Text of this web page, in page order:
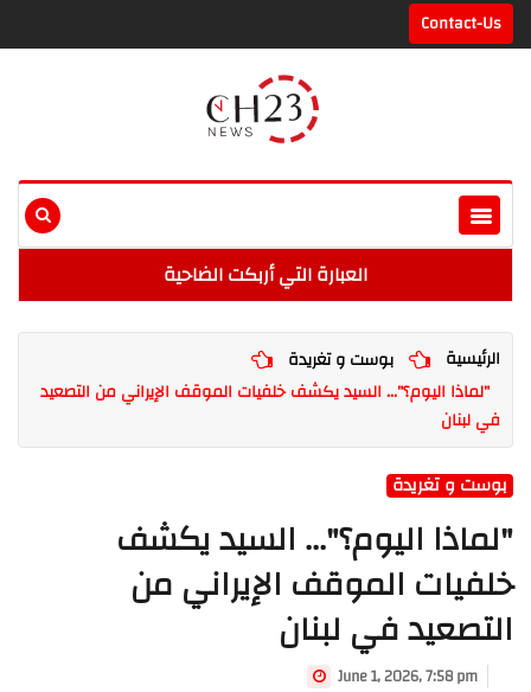
Contact-Us
العبارة التي أربكت الضاحية
الرئيسية
بوست و تغريدة
"لماذا اليوم؟"... السيد يكشف خلفيات الموقف الإيراني من التصعيد
في لبنان
بوست و تغريدة
"لماذا اليوم؟"... السيد يكشف
خلفيات الموقف الإيراني من
التصعيد في لبنان
June 1, 2026, 7:58 pm